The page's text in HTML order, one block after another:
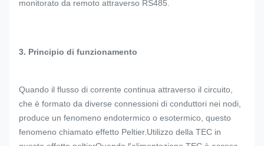
monitorato da remoto attraverso RS485.
3. Principio di funzionamento
Quando il flusso di corrente continua attraverso il circuito,
che è formato da diverse connessioni di conduttori nei nodi,
produce un fenomeno endotermico o esotermico, questo
fenomeno chiamato effetto Peltier.Utilizzo della TEC in